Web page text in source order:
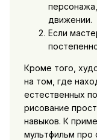
движении.
Если
Кроме того,
на том, где
естественных
рисование
навыков. К
мультфильм про